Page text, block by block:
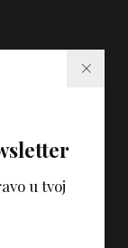
u tvoj